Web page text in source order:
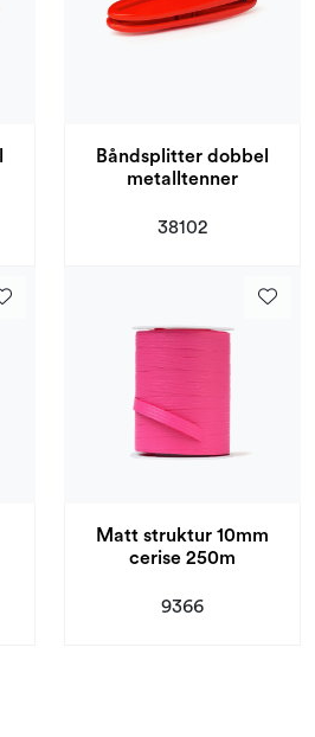
Båndsplitter dobbel
metalltenner
38102
Matt struktur 10mm
cerise 250m
9366